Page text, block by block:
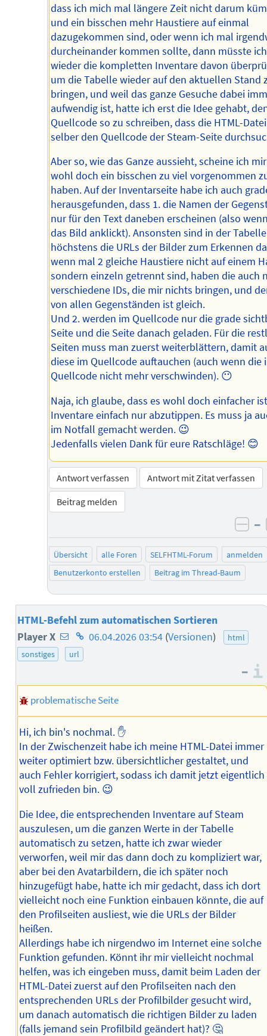
dass ich mich mal längere Zeit nicht darum
und ein bisschen mehr Haustiere auf einmal
dazugekommen sind, oder wenn ich mal
durcheinander kommen sollte, dann müsste ich
wieder die kompletten Inventare davon
um die Tabelle wieder auf den aktuellen Stand
bringen, und weil das ganze Gesuche dabei
aufwendig ist, hatte ich erst die Idee gehabt,
Quellcode so zu schreiben, dass die HTML-
selber den Quellcode der Steam-Seite
Aber so, wie das Ganze aussieht, scheine ich
wohl doch ein bisschen zu viel vorgenommen
haben. Auf der Inventarseite habe ich auch
herausgefunden, dass 1. die Namen der
nur für den Text daneben erscheinen (also
das Bild anklickt). Ansonsten sind in der Tabelle
höchstens die URLs der Bilder zum Erkennen
wenn mal 2 gleiche Haustiere nicht auf einem
sondern einzeln getrennt sind, haben die auch
verschiedene IDs, die mir nichts bringen, und
von allen Gegenständen ist gleich.
Und 2. werden im Quellcode nur die grade
Seite und die Seite danach geladen. Für die
Seiten muss man zuerst weiterblättern, damit
diese im Quellcode auftauchen (auch wenn die
Quellcode nicht mehr verschwinden). 😶
Naja, ich glaube, dass es wohl doch einfacher
Inventare einfach nur abzutippen. Es muss ja
im Notfall gemacht werden. 😉
Jedenfalls vielen Dank für eure Ratschläge! 😊
Antwort verfassen
Antwort mit Zitat verfassen
Beitrag melden
–
Übersicht alle Foren SELFHTML-Forum
anmelden
Benutzerkonto erstellen
Beitrag im Thread-Baum
HTML-Befehl zum automatischen Sortieren
Player X E-
Mail-
des
Autors
Homepage
des
06.04.2026 03:54 (Versionen)
html
sonstiges
url
–
problematische Seite
Hi, ich bin's nochmal. ✋
In der Zwischenzeit habe ich meine HTML-Datei immer
weiter optimiert bzw. übersichtlicher gestaltet, und
auch Fehler korrigiert, sodass ich damit jetzt eigentlich
voll zufrieden bin. 😉
Die Idee, die entsprechenden Inventare auf Steam
auszulesen, um die ganzen Werte in der Tabelle
automatisch zu setzen, hatte ich zwar wieder
verworfen, weil mir das dann doch zu kompliziert war,
aber bei den Avatarbildern, die ich später noch
hinzugefügt habe, hatte ich mir gedacht, dass ich dort
vielleicht noch eine Funktion einbauen könnte, die auf
den Profilseiten ausliest, wie die URLs der Bilder
heißen.
Allerdings habe ich nirgendwo im Internet eine solche
Funktion gefunden. Könnt ihr mir vielleicht nochmal
helfen, was ich eingeben muss, damit beim Laden der
HTML-Datei zuerst auf den Profilseiten nach den
entsprechenden URLs der Profilbilder gesucht wird,
um danach automatisch die richtigen Bilder zu laden
(falls jemand sein Profilbild geändert hat)? 🤔